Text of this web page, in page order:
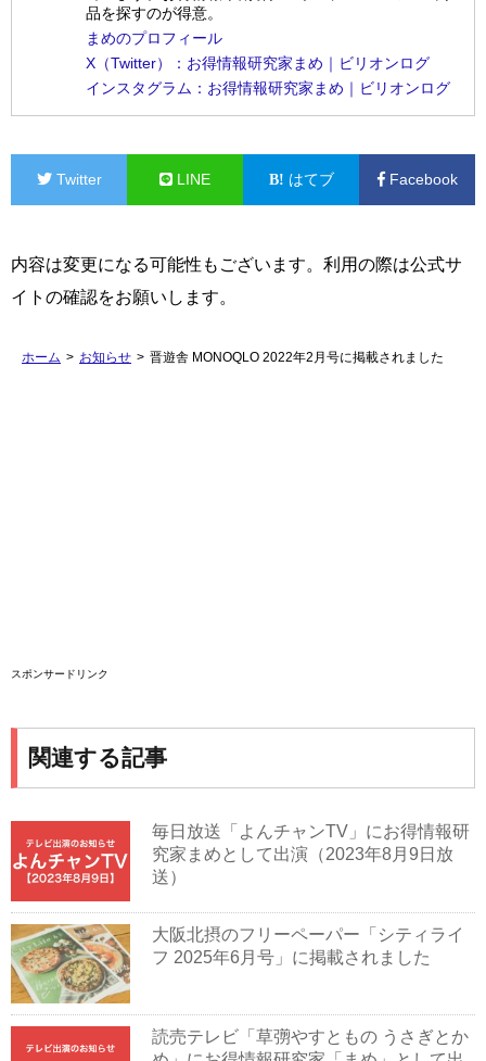
品を探すのが得意。
まめのプロフィール
X（Twitter）：お得情報研究家まめ｜ビリオンログ
インスタグラム：お得情報研究家まめ｜ビリオンログ
Twitter LINE はてブ Facebook
内容は変更になる可能性もございます。利用の際は公式サ
イトの確認をお願いします。
ホーム > お知らせ > 晋遊舎 MONOQLO 2022年2月号に掲載されました
スポンサードリンク
関連する記事
毎日放送「よんチャンTV」にお得情報研
究家まめとして出演（2023年8月9日放
送）
大阪北摂のフリーペーパー「シティライ
フ 2025年6月号」に掲載されました
読売テレビ「草彅やすともの うさぎとか